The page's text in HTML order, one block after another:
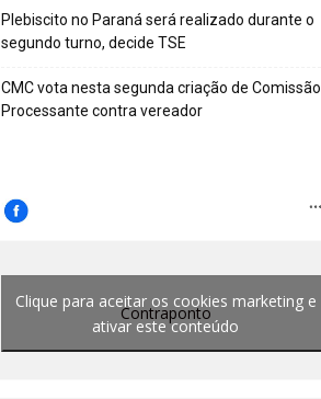
Plebiscito no Paraná será realizado durante o
segundo turno, decide TSE
CMC vota nesta segunda criação de Comissão
Processante contra vereador
Contraponto
Clique para aceitar os cookies marketing e
ativar este conteúdo